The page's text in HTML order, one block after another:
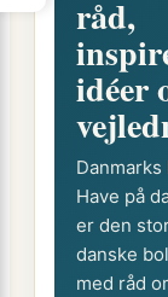
råd,
idéer
Danmarks
Have på
er den
danske
med råd